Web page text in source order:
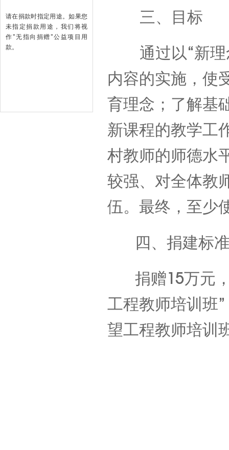
请在捐款时指定用途。如果您
未指定捐款用途，我们将视
作”无指向捐赠”公益项目用
款。
三、目标
通过以“新理
内容的实施，使
育理念；了解基
新课程的教学工
村教师的师德水
较强、对全体教
伍。最终，至少
四、捐建标
捐赠15万元，
工程教师培训班
望工程教师培训